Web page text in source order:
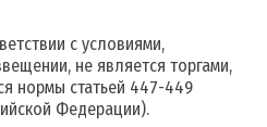
с условиями,
не является торгами,
нормы статьей 447-449
Федерации).